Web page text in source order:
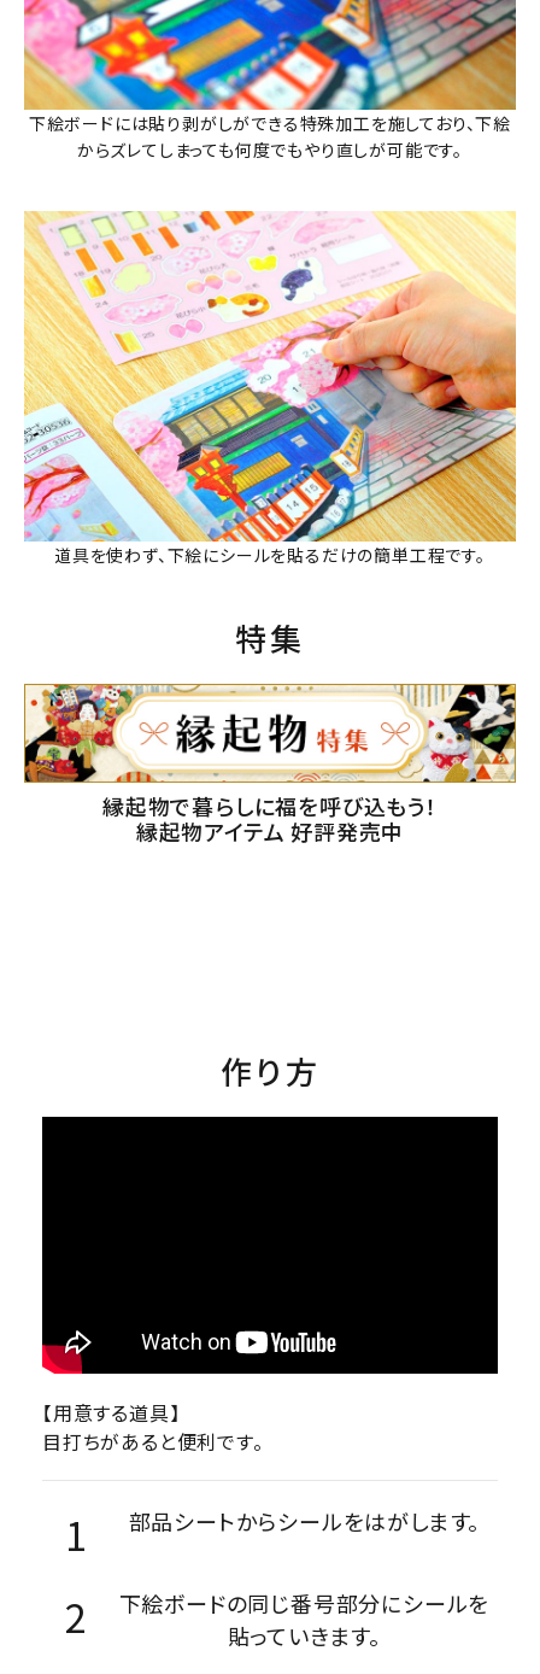
下絵ボードには貼り剥がしができる特殊加工を施しており、下絵
からズレてしまっても何度でもやり直しが可能です。
道具を使わず、下絵にシールを貼るだけの簡単工程です。
特集
縁起物で暮らしに福を呼び込もう！
縁起物アイテム 好評発売中
作り方
【用意する道具】
目打ちがあると便利です。
部品シートからシールをはがします。
下絵ボードの同じ番号部分にシールを
貼っていきます。